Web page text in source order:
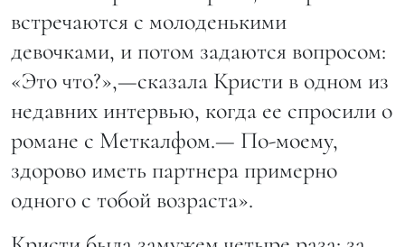
встречаются с молоденькими
девочками, и потом задаются вопросом:
«Это что?»,—сказала Кристи в одном из
недавних интервью, когда ее спросили о
романе с Меткалфом.— По-моему,
здорово иметь партнера примерно
одного с тобой возраста».